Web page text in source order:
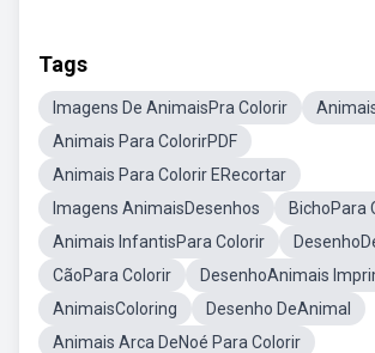
Tags
Imagens De AnimaisPra Colorir
Animais Para ColorirPDF
Animais Para Colorir ERecortar
Imagens AnimaisDesenhos
BichoPara
Animais InfantisPara Colorir
CãoPara Colorir
DesenhoAnimais
AnimaisColoring
Desenho DeAnimal
Animais Arca DeNoé Para Colorir